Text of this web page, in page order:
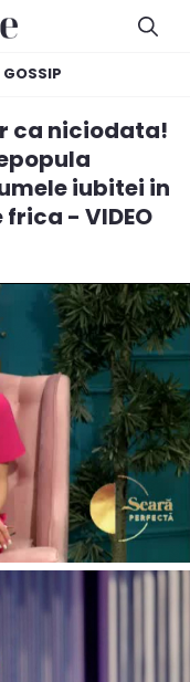
GOSSIP
ca niciodata!
iubitei in
- VIDEO